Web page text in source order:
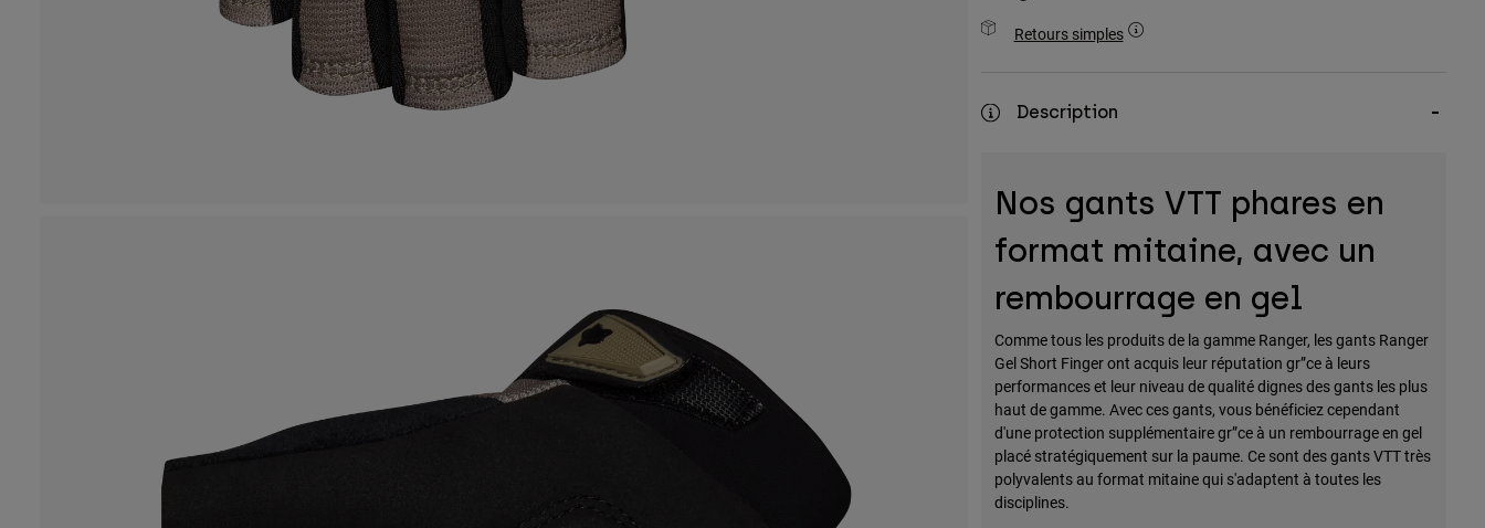
Retours simples
Description
Nos gants VTT phares en
format mitaine, avec un
rembourrage en gel
Comme tous les produits de la gamme Ranger, les gants Ranger
Gel Short Finger ont acquis leur réputation gr”ce à leurs
performances et leur niveau de qualité dignes des gants les plus
haut de gamme. Avec ces gants, vous bénéficiez cependant
d'une protection supplémentaire gr”ce à un rembourrage en gel
placé stratégiquement sur la paume. Ce sont des gants VTT très
polyvalents au format mitaine qui s'adaptent à toutes les
disciplines.